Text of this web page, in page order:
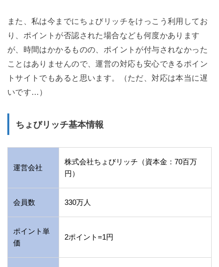
また、私は今までにちょびリッチをけっこう利用してお
り、ポイントが否認された場合なども何度かあります
が、時間はかかるものの、ポイントが付与されなかった
ことはありませんので、運営の対応も安心できるポイン
トサイトでもあると思います。（ただ、対応は本当に遅
いです…）
ちょびリッチ基本情報
運営会社
株式会社ちょびリッチ（資本金：70百万
円）
会員数 330万人
ポイント単
価
2ポイント=1円